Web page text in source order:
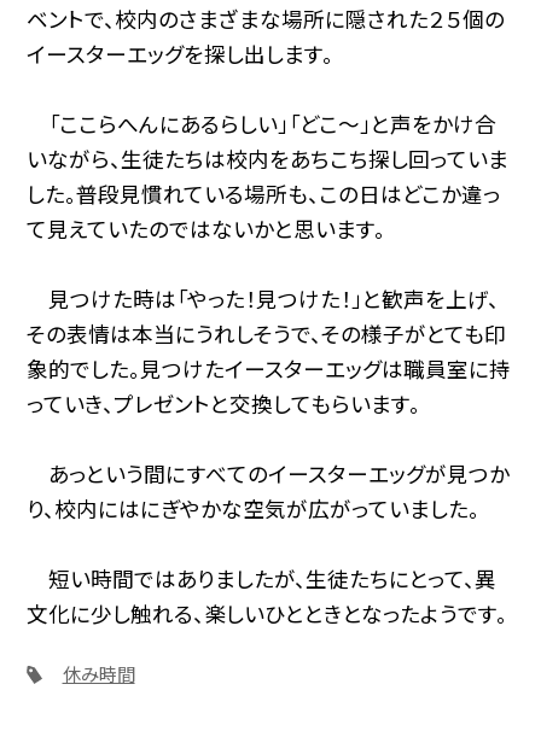
ベントで、校内のさまざまな場所に隠された２５個の
イースターエッグを探し出します。
「ここらへんにあるらしい」「どこ～」と声をかけ合
いながら、生徒たちは校内をあちこち探し回っていま
した。普段見慣れている場所も、この日はどこか違っ
て見えていたのではないかと思います。
見つけた時は「やった！見つけた！」と歓声を上げ、
その表情は本当にうれしそうで、その様子がとても印
象的でした。見つけたイースターエッグは職員室に持
っていき、プレゼントと交換してもらいます。
あっという間にすべてのイースターエッグが見つか
り、校内にはにぎやかな空気が広がっていました。
短い時間ではありましたが、生徒たちにとって、異
文化に少し触れる、楽しいひとときとなったようです。
休み時間